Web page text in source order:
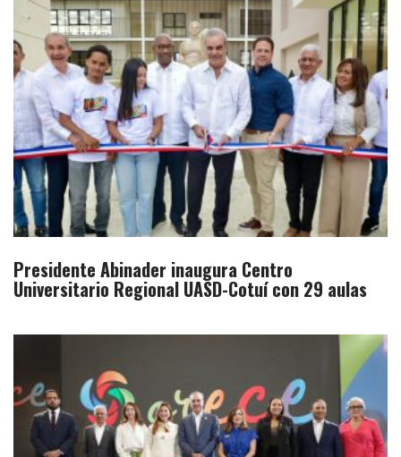
Presidente Abinader inaugura Centro
Universitario Regional UASD-Cotuí con 29 aulas